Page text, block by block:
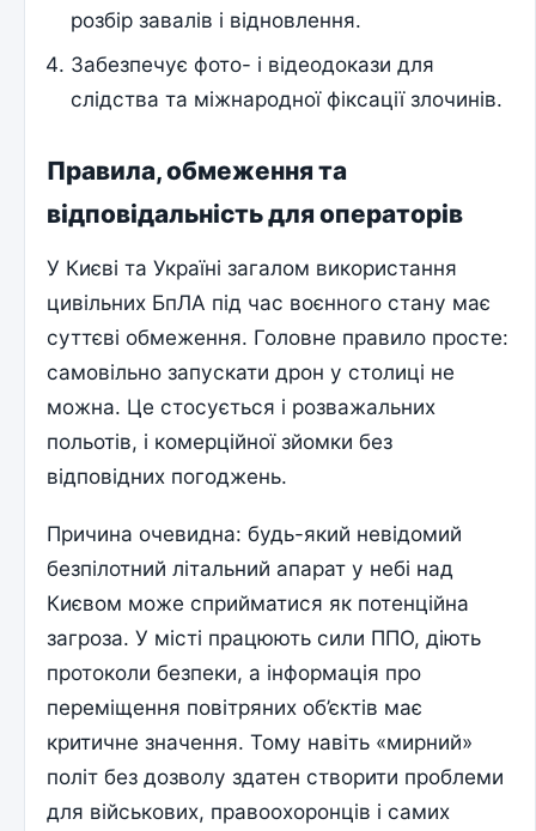
розбір завалів і відновлення.
Забезпечує фото- і відеодокази для
слідства та міжнародної фіксації злочинів.
Правила, обмеження та
відповідальність для операторів
У Києві та Україні загалом використання
цивільних БпЛА під час воєнного стану має
суттєві обмеження. Головне правило просте:
самовільно запускати дрон у столиці не
можна. Це стосується і розважальних
польотів, і комерційної зйомки без
відповідних погоджень.
Причина очевидна: будь-який невідомий
безпілотний літальний апарат у небі над
Києвом може сприйматися як потенційна
загроза. У місті працюють сили ППО, діють
протоколи безпеки, а інформація про
переміщення повітряних об’єктів має
критичне значення. Тому навіть «мирний»
політ без дозволу здатен створити проблеми
для військових, правоохоронців і самих